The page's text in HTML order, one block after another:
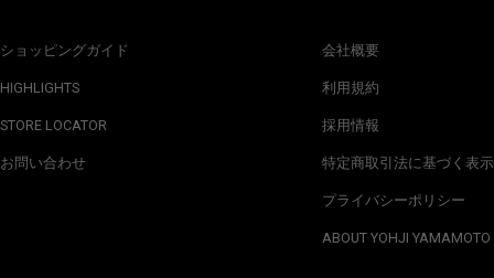
ショッピングガイド
HIGHLIGHTS
STORE LOCATOR
お問い合わせ
会社概要
利用規約
採用情報
特定商取引法に基づく表示
プライバシーポリシー
ABOUT YOHJI YAMAMOTO